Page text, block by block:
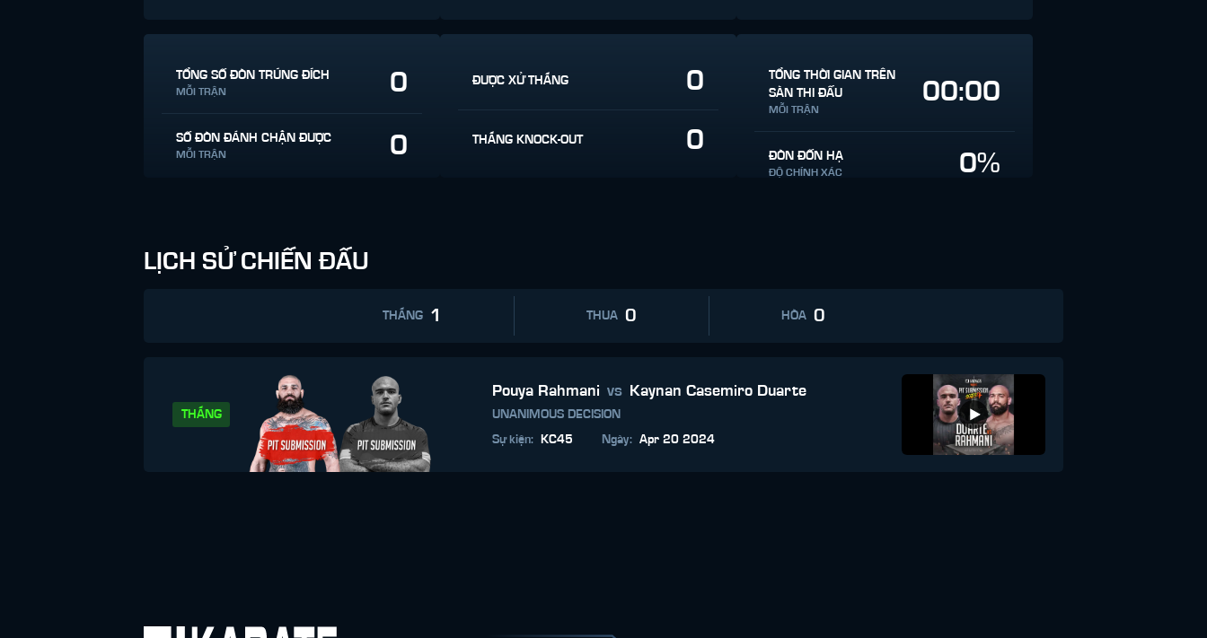
TỔNG SỐ ĐÒN TRÚNG ĐÍCH
MỖI TRẬN 0
SỐ ĐÒN ĐÁNH CHẶN ĐƯỢC
MỖI TRẬN 0
ĐƯỢC XỬ THẮNG 0
THẮNG KNOCK-OUT 0
TỔNG THỜI GIAN TRÊN
SÀN THI ĐẤU
MỖI TRẬN
00:00
ĐÒN ĐỐN HẠ
ĐỘ CHÍNH XÁC 0%
LỊCH SỬ CHIẾN ĐẤU
THẮNG 1 THUA 0 HÒA 0
THẮNG
Pouya Rahmani vs Kaynan Casemiro Duarte
UNANIMOUS DECISION
Sự kiện: KC45 Ngày: Apr 20 2024